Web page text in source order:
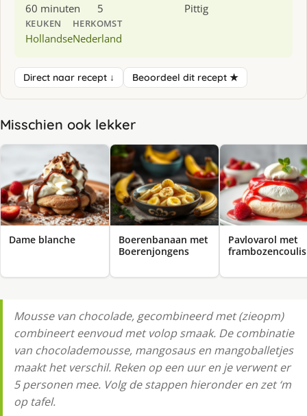
60 minuten 5 Pittig
KEUKEN
Hollandse
HERKOMST
Nederland
Direct naar recept ↓ Beoordeel dit recept ★
Misschien ook lekker
Dame blanche
Boerenbanaan met
Boerenjongens
Pavlovarol met
frambozencoulis
Mousse van chocolade, gecombineerd met (zieopm)
combineert eenvoud met volop smaak. De combinatie
van chocolademousse, mangosaus en mangoballetjes
maakt het verschil. Reken op een uur en je verwent er
5 personen mee. Volg de stappen hieronder en zet ‘m
op tafel.